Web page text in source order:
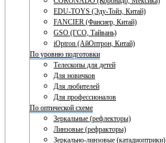
EDU-TOYS (Эду-Тойз, Китай)
FANCIER (Фансиер, Китай)
GSO (ГСО, Тайвань)
iOptron (АйОптрон, Китай)
По уровню подготовки
Телескопы для детей
Для новичков
Для любителей
Для профессионалов
По оптической схеме
Зеркальные (рефлекторы)
Линзовые (рефракторы)
Зеркально-линзовые (катадиоптрики)